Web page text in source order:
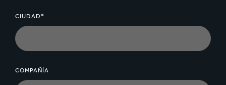
almacenar papeles sueltos o documentos en una caja
que se pueda cerrar. Para utilizar en escritorios y
estantes de oficinas o en casa.
CIUDAD*
COMPAÑÍA